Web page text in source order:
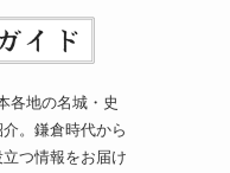
各地の名城・史
。鎌倉時代から
つ情報をお届け